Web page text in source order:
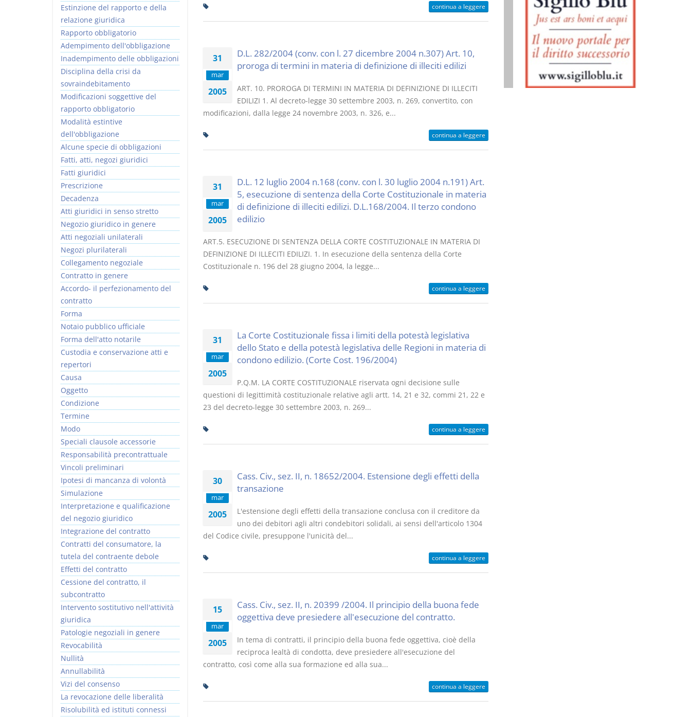
continua a leggere
31
mar
2005
D.L. 282/2004 (conv. con l. 27 dicembre 2004 n.307) Art. 10,
proroga di termini in materia di definizione di illeciti edilizi
ART. 10. PROROGA DI TERMINI IN MATERIA DI DEFINIZIONE DI ILLECITI
EDILIZI 1. Al decreto-legge 30 settembre 2003, n. 269, convertito, con
modificazioni, dalla legge 24 novembre 2003, n. 326, e...
continua a leggere
31
mar
2005
D.L. 12 luglio 2004 n.168 (conv. con l. 30 luglio 2004 n.191) Art.
5, esecuzione di sentenza della Corte Costituzionale in materia
di definizione di illeciti edilizi. D.L.168/2004. Il terzo condono
edilizio
ART.5. ESECUZIONE DI SENTENZA DELLA CORTE COSTITUZIONALE IN MATERIA DI
DEFINIZIONE DI ILLECITI EDILIZI. 1. In esecuzione della sentenza della Corte
Costituzionale n. 196 del 28 giugno 2004, la legge...
continua a leggere
31
mar
2005
La Corte Costituzionale fissa i limiti della potestà legislativa
dello Stato e della potestà legislativa delle Regioni in materia di
condono edilizio. (Corte Cost. 196/2004)
P.Q.M. LA CORTE COSTITUZIONALE riservata ogni decisione sulle
questioni di legittimità costituzionale relative agli artt. 14, 21 e 32, commi 21, 22 e
23 del decreto-legge 30 settembre 2003, n. 269...
continua a leggere
30
mar
2005
Cass. Civ., sez. II, n. 18652/2004. Estensione degli effetti della
transazione
L'estensione degli effetti della transazione conclusa con il creditore da
uno dei debitori agli altri condebitori solidali, ai sensi dell'articolo 1304
del Codice civile, presuppone l'unicità del...
continua a leggere
15
mar
2005
Cass. Civ., sez. II, n. 20399 /2004. Il principio della buona fede
oggettiva deve presiedere all'esecuzione del contratto.
In tema di contratti, il principio della buona fede oggettiva, cioè della
reciproca lealtà di condotta, deve presiedere all'esecuzione del
contratto, così come alla sua formazione ed alla sua...
continua a leggere
Estinzione del rapporto e della
relazione giuridica
Rapporto obbligatorio
Adempimento dell'obbligazione
Inadempimento delle obbligazioni
Disciplina della crisi da
sovraindebitamento
Modificazioni soggettive del
rapporto obbligatorio
Modalità estintive
dell'obbligazione
Alcune specie di obbligazioni
Fatti, atti, negozi giuridici
Fatti giuridici
Prescrizione
Decadenza
Atti giuridici in senso stretto
Negozio giuridico in genere
Atti negoziali unilaterali
Negozi plurilaterali
Collegamento negoziale
Contratto in genere
Accordo- il perfezionamento del
contratto
Forma
Notaio pubblico ufficiale
Forma dell'atto notarile
Custodia e conservazione atti e
repertori
Causa
Oggetto
Condizione
Termine
Modo
Speciali clausole accessorie
Responsabilità precontrattuale
Vincoli preliminari
Ipotesi di mancanza di volontà
Simulazione
Interpretazione e qualificazione
del negozio giuridico
Integrazione del contratto
Contratti del consumatore, la
tutela del contraente debole
Effetti del contratto
Cessione del contratto, il
subcontratto
Intervento sostitutivo nell'attività
giuridica
Patologie negoziali in genere
Revocabilità
Nullità
Annullabilità
Vizi del consenso
La revocazione delle liberalità
Risolubilità ed istituti connessi